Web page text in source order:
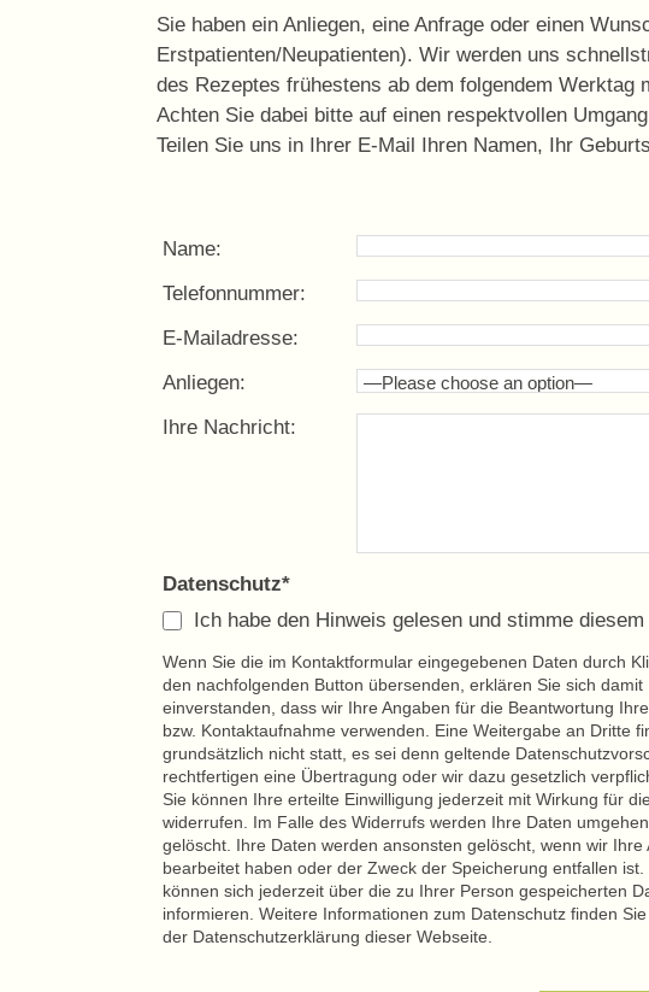
Sie haben ein Anliegen, eine Anfrage oder einen
Erstpatienten/Neupatienten). Wir werden uns
des Rezeptes frühestens ab dem folgendem Werktag
Achten Sie dabei bitte auf einen respektvollen
Teilen Sie uns in Ihrer E-Mail Ihren Namen, Ihr
Name:
Telefonnummer:
E-Mailadresse:
Anliegen:
—Please choose an option—
Ihre Nachricht:
Datenschutz*
Ich habe den Hinweis gelesen und stimme diesem
Wenn Sie die im Kontaktformular eingegebenen Daten durch
den nachfolgenden Button übersenden, erklären Sie sich damit
einverstanden, dass wir Ihre Angaben für die Beantwortung
bzw. Kontaktaufnahme verwenden. Eine Weitergabe an Dritte
grundsätzlich nicht statt, es sei denn geltende
rechtfertigen eine Übertragung oder wir dazu gesetzlich
Sie können Ihre erteilte Einwilligung jederzeit mit Wirkung für
widerrufen. Im Falle des Widerrufs werden Ihre Daten
gelöscht. Ihre Daten werden ansonsten gelöscht, wenn wir Ihre
bearbeitet haben oder der Zweck der Speicherung entfallen ist.
können sich jederzeit über die zu Ihrer Person gespeicherten
informieren. Weitere Informationen zum Datenschutz finden
der Datenschutzerklärung dieser Webseite.